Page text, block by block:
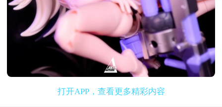
打开APP，查看更多精彩内容